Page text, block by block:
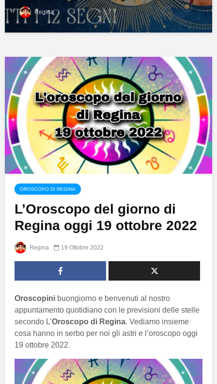
Regina
OROSCOPO DI REGINA
L’Oroscopo del giorno di
Regina oggi 19 ottobre 2022
Regina 19 Ottobre 2022
Oroscopini buongiorno e benvenuti al nostro
appuntamento quotidiano con le previsioni delle stelle
secondo L’Oroscopo di Regina. Vediamo insieme
cosa hanno in serbo per noi gli astri e l’oroscopo oggi
19 ottobre 2022.